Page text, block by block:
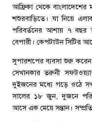
আফ্রিকা থেকে
শশুরবাড়িতে। যা নিয়ে
পরিবর্তনের আশায় ৭ বছর
বেপারী। কেপটাউন সিটির
সুপারশপের ব্যবসা শুরু
সেখানকার তরুনী
দুইজনের মধ্যে গড়ে ওঠে
সালের ১৮ জুন, দুজনে
আসে এক মেয়ে সন্তান।